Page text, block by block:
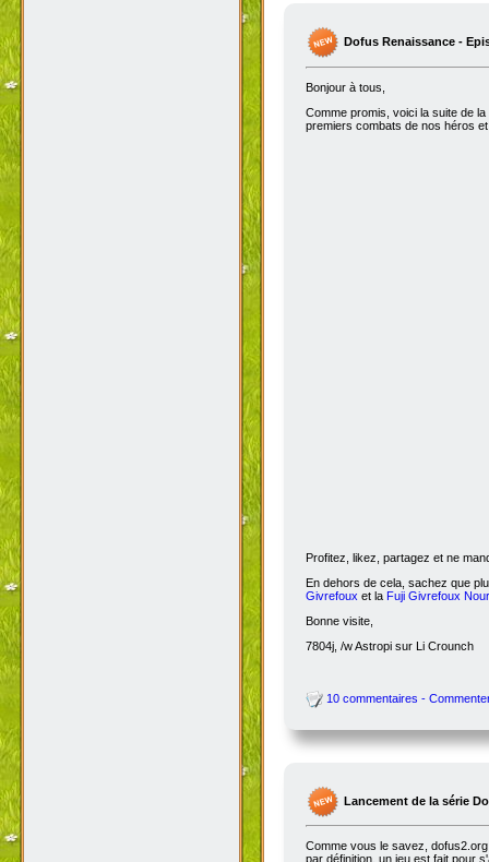
Dofus Renaissance -
Bonjour à tous,
Comme promis, voici la suite de
premiers combats de nos héros
Profitez, likez, partagez et ne
En dehors de cela, sachez que
Givrefoux et la Fuji Givrefoux
Bonne visite,
7804j, /w Astropi sur Li Crounch
10 commentaires -
Lancement de la série
Comme vous le savez,
par définition, un jeu est fait pour